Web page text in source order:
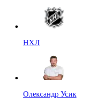
НХЛ
Олександр Усик